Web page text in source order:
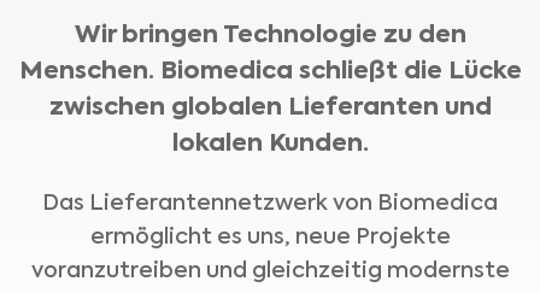
Wir bringen Technologie zu den
Menschen. Biomedica schließt die Lücke
zwischen globalen Lieferanten und
lokalen Kunden.
Das Lieferantennetzwerk von Biomedica
ermöglicht es uns, neue Projekte
voranzutreiben und gleichzeitig modernste